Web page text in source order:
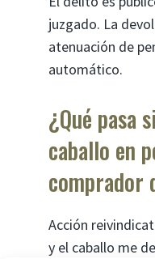
juzgado. La
atenuación de
automático.
¿Qué pasa
caballo en
comprador
Acción
y el caballo me